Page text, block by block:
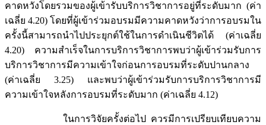
คาดหวังโดยรวมของผู้เข้ารับบริการวิชาการอยู่ที่ระดับมาก (ค่า
เฉลี่ย 4.20) โดยที่ผู้เข้าร่วมอบรมมีความคาดหวังว่าการอบรมใน
ครั้งนี้สามารถนำไปประยุกต์ใช้ในการดำเนินชีวิตได้ (ค่าเฉลี่ย
4.20) ความสำเร็จในการบริการวิชาการพบว่าผู้เข้าร่วมรับการ
บริการวิชาการมีความเข้าใจก่อนการอบรมที่ระดับปานกลาง
(ค่าเฉลี่ย 3.25) และพบว่าผู้เข้าร่วมรับการบริการวิชาการมี
ความเข้าใจหลังการอบรมที่ระดับมาก (ค่าเฉลี่ย 4.12)
ในการวิจัยครั้งต่อไป ควรมีการเปรียบเทียบความ